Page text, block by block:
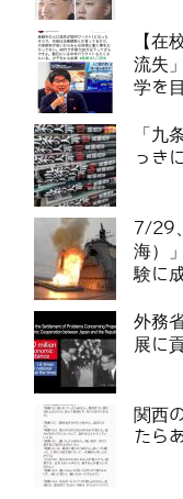
【在
流失
学を
「九
っき
7/29
海）
験に
外務
展に
関西
たら